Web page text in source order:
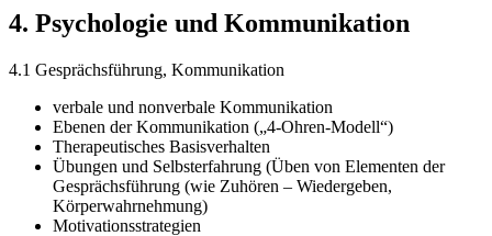
4. Psychologie und Kommunikation
4.1 Gesprächsführung, Kommunikation
verbale und nonverbale Kommunikation
Ebenen der Kommunikation („4-Ohren-Modell“)
Therapeutisches Basisverhalten
Übungen und Selbsterfahrung (Üben von Elementen der
Gesprächsführung (wie Zuhören – Wiedergeben,
Körperwahrnehmung)
Motivationsstrategien